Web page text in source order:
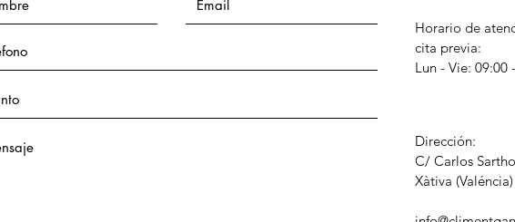
Horario de
cita previa:
Lun - Vie: 09:00
Dirección:
C/ Carlos
​Xàtiva (Valéncia)